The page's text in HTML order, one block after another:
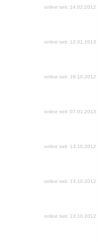
online seit: 14.02.2012
online seit: 12.01.2013
online seit: 18.10.2012
online seit: 07.01.2013
online seit: 13.10.2012
online seit: 13.10.2012
online seit: 13.10.2012